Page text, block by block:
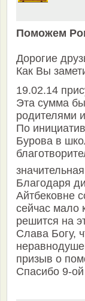
Поможем
Дорогие
Как Вы
19.02.14
Эта сумма
родителями
По
Бурова в
Благодаря
Айтбековне
сейчас мало
решится на
Слава Богу,
призыв о
Спасибо 9-